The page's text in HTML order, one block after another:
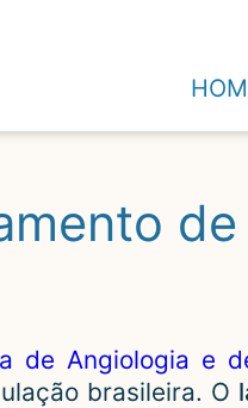
de Angiologia e
brasileira. O